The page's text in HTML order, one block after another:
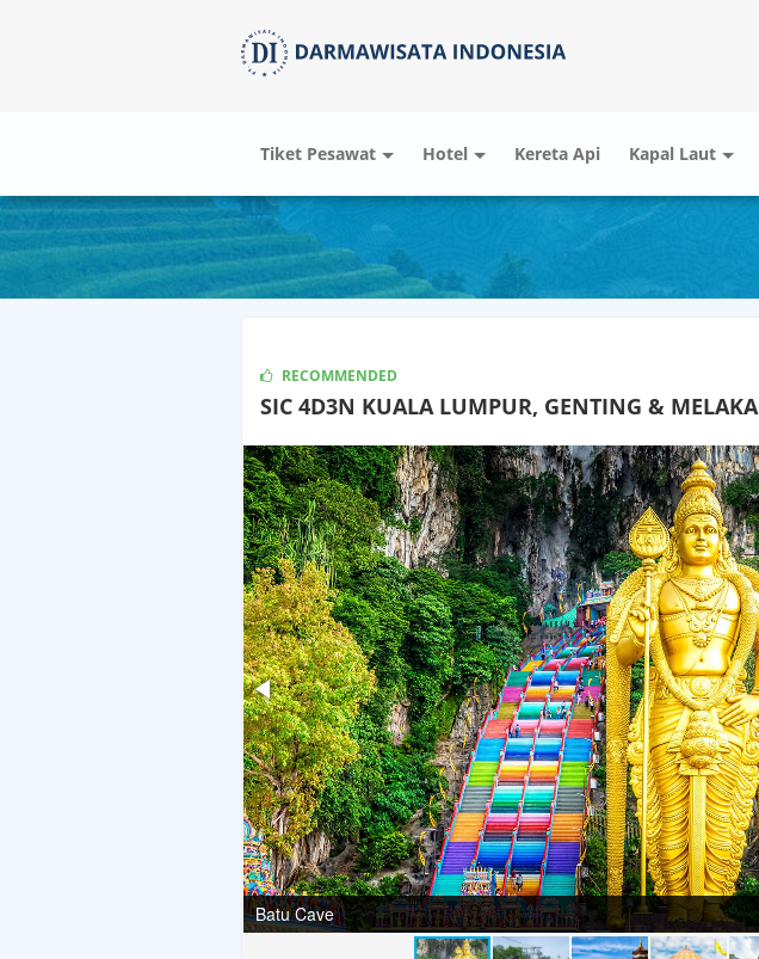
Tiket Pesawat Hotel Kereta Api Kapal Laut
RECOMMENDED
SIC 4D3N KUALA LUMPUR, GENTING & MELAKA
Cable Car